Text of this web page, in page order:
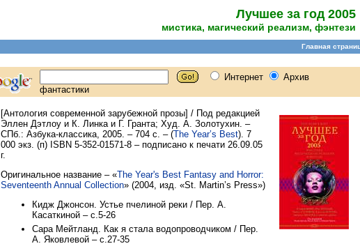
Лучшее за год 2005
мистика, магический реализм, фэнтези
[Антология современной зарубежной прозы] / Под редакцией
Эллен Дэтлоу и К. Линка и Г. Гранта; Худ. А. Золотухин. –
СПб.: Азбука-классика, 2005. – 704 с. – (The Year’s Best). 7
000 экз. (п) ISBN 5-352-01571-8 – подписано к печати 26.09.05
г.
Оригинальное название – «The Year's Best Fantasy and Horror:
Seventeenth Annual Collection» (2004, изд. «St. Martin’s Press»)
Кидж Джонсон. Устье пчелиной реки / Пер. А.
Касаткиной – с.5-26
Сара Мейтланд. Как я стала водопроводчиком / Пер.
А. Яковлевой – с.27-35